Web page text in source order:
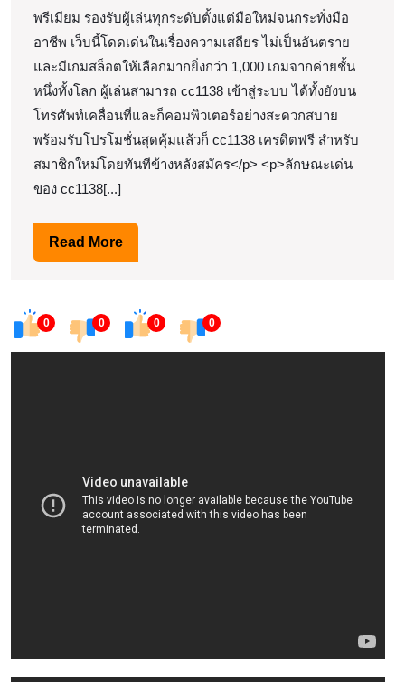
โบนัส
เข้า
ทุก
ตา
ฝาก
ถอน
ออ
โต้
ไว
จัด
ทุก
ค่าย
Michael
พรีเมียม รองรับผู้เล่นทุกระดับตั้งแต่มือใหม่จนกระทั่งมือ
อาชีพ เว็บนี้โดดเด่นในเรื่องความเสถียร ไม่เป็นอันตราย
และมีเกมสล็อตให้เลือกมากยิ่งกว่า 1,000 เกมจากค่ายชั้น
หนึ่งทั้งโลก ผู้เล่นสามารถ cc1138 เข้าสู่ระบบ ได้ทั้งยังบน
โทรศัพท์เคลื่อนที่และก็คอมพิวเตอร์อย่างสะดวกสบาย
พร้อมรับโปรโมชั่นสุดคุ้มแล้วก็ cc1138 เครดิตฟรี สำหรับ
สมาชิกใหม่โดยทันทีข้างหลังสมัคร</p> <p>ลักษณะเด่น
ของ cc1138[...]
Read MoreRead
More
0 0 0 0